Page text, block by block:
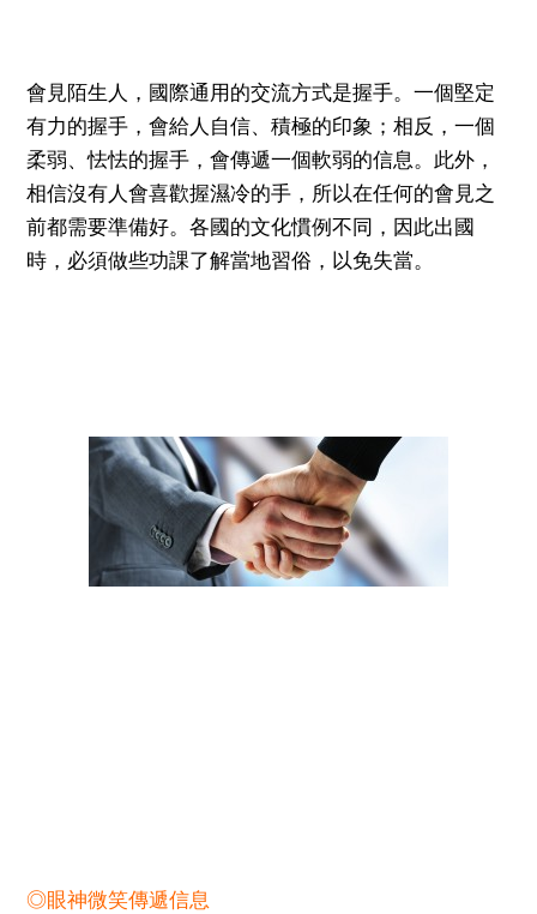
會見陌生人，國際通用的交流方式是握手。一個堅定
有力的握手，會給人自信、積極的印象；相反，一個
柔弱、怯怯的握手，會傳遞一個軟弱的信息。此外，
相信沒有人會喜歡握濕冷的手，所以在任何的會見之
前都需要準備好。各國的文化慣例不同，因此出國
時，必須做些功課了解當地習俗，以免失當。
◎眼神微笑傳遞信息